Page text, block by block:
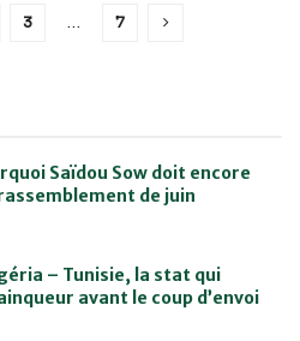
3 … 7
Saïdou Sow doit encore
de juin
– Tunisie, la stat qui
avant le coup d’envoi